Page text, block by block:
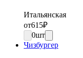
Итальянская
от615₽
0шт
Чизбургер